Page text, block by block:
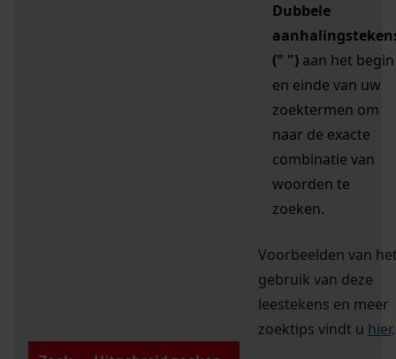
Dubbele
(" ") aan het begin
en einde van uw
zoektermen om
naar de exacte
combinatie van
woorden te
zoeken.
Voorbeelden van
gebruik van deze
leestekens en meer
zoektips vindt u hier.